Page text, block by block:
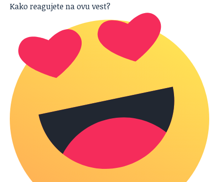
Kako reagujete na ovu vest?